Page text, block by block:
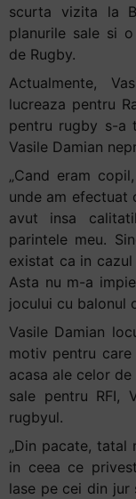
scurta vizita la
planurile sale si
de Rugby.
Actualmente,
lucreaza pentru
pentru rugby s-a
Vasile Damian
„Cand eram
unde am efectuat
avut insa
parintele meu.
existat ca in
Asta nu m-a
jocului cu balonul
Vasile Damian
motiv pentru
acasa ale celor
sale pentru RFI,
rugbyul.
„Din pacate,
in ceea ce
lase pe cei din jur